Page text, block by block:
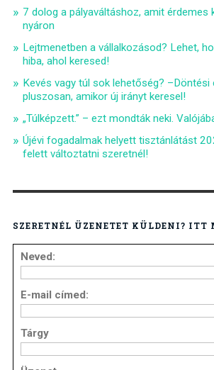
7 dolog a pályaváltáshoz, amit érdemes
nyáron
Lejtmenetben a vállalkozásod? Lehet,
hiba, ahol keresed!
Kevés vagy túl sok lehetőség? –Döntési
pluszosan, amikor új irányt keresel!
„Túlképzett.” – ezt mondták neki.
Újévi fogadalmak helyett tisztánlátást
felett változtatni szeretnél!
SZERETNÉL ÜZENETET KÜLDENI? ITT
Neved:
E-mail címed:
Tárgy